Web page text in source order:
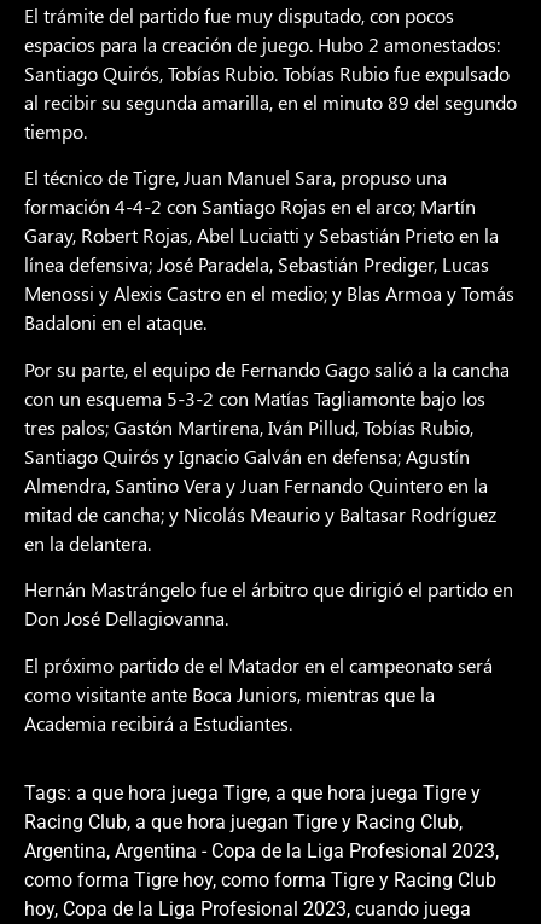
El trámite del partido fue muy disputado, con pocos
espacios para la creación de juego. Hubo 2 amonestados:
Santiago Quirós, Tobías Rubio. Tobías Rubio fue expulsado
al recibir su segunda amarilla, en el minuto 89 del segundo
tiempo.
El técnico de Tigre, Juan Manuel Sara, propuso una
formación 4-4-2 con Santiago Rojas en el arco; Martín
Garay, Robert Rojas, Abel Luciatti y Sebastián Prieto en la
línea defensiva; José Paradela, Sebastián Prediger, Lucas
Menossi y Alexis Castro en el medio; y Blas Armoa y Tomás
Badaloni en el ataque.
Por su parte, el equipo de Fernando Gago salió a la cancha
con un esquema 5-3-2 con Matías Tagliamonte bajo los
tres palos; Gastón Martirena, Iván Pillud, Tobías Rubio,
Santiago Quirós y Ignacio Galván en defensa; Agustín
Almendra, Santino Vera y Juan Fernando Quintero en la
mitad de cancha; y Nicolás Meaurio y Baltasar Rodríguez
en la delantera.
Hernán Mastrángelo fue el árbitro que dirigió el partido en
Don José Dellagiovanna.
El próximo partido de el Matador en el campeonato será
como visitante ante Boca Juniors, mientras que la
Academia recibirá a Estudiantes.
Tags: a que hora juega Tigre, a que hora juega Tigre y
Racing Club, a que hora juegan Tigre y Racing Club,
Argentina, Argentina - Copa de la Liga Profesional 2023,
como forma Tigre hoy, como forma Tigre y Racing Club
hoy, Copa de la Liga Profesional 2023, cuando juega